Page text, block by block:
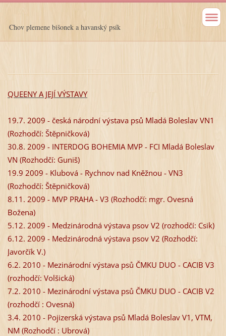
Chov plemene bišonek a havanský psík
QUEENY A JEJÍ VÝSTAVY
19.7. 2009 -česká národní výstava psů Mladá Boleslav VN1
(Rozhodčí: Štěpničková)
30.8. 2009 -INTERDOG BOHEMIA MVP -FCI Mladá Boleslav
VN (Rozhodčí: Guniš)
19.9 2009 -Klubová -Rychnov nad Kněžnou -VN3
(Rozhodčí: Štěpničková)
8.11. 2009 -MVP PRAHA -V3 (Rozhodčí: mgr. Ovesná
Božena)
5.12. 2009 -Medzinárodná výstava psov V2 (rozhodčí: Csik)
6.12. 2009 -Medzinárodná výstava psov V2 (Rozhodčí:
Javorčík V.)
6.2. 2010 -Mezinárodní výstava psů ČMKU DUO -CACIB V3
(rozhodčí: Volšická)
7.2. 2010 -Mezinárodní výstava psů ČMKU DUO -CACIB V2
(rozhodčí : Ovesná)
3.4. 2010 -Pojizerská výstava psů Mladá Boleslav V1, VTM,
NM (Rozhodčí : Ubrová)